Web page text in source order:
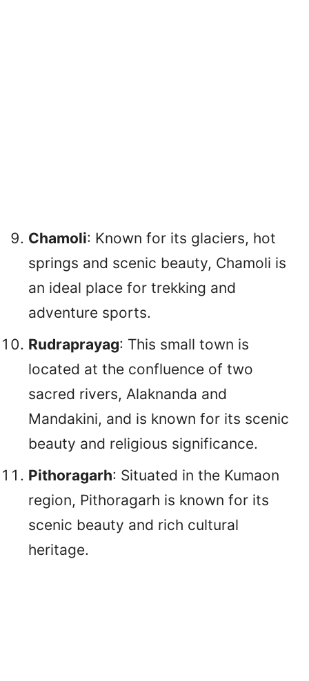
Chamoli: Known for its glaciers, hot
springs and scenic beauty, Chamoli is
an ideal place for trekking and
adventure sports.
Rudraprayag: This small town is
located at the confluence of two
sacred rivers, Alaknanda and
Mandakini, and is known for its scenic
beauty and religious significance.
Pithoragarh: Situated in the Kumaon
region, Pithoragarh is known for its
scenic beauty and rich cultural
heritage.